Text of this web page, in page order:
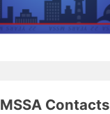
MSSA Contacts